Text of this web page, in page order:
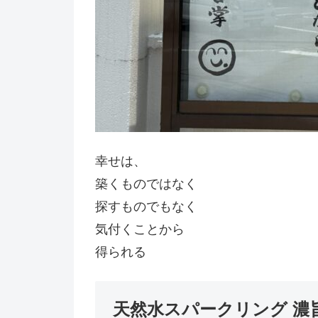
幸せは、
築くものではなく
探すものでもなく
気付くことから
得られる
天然水スパークリング 濃